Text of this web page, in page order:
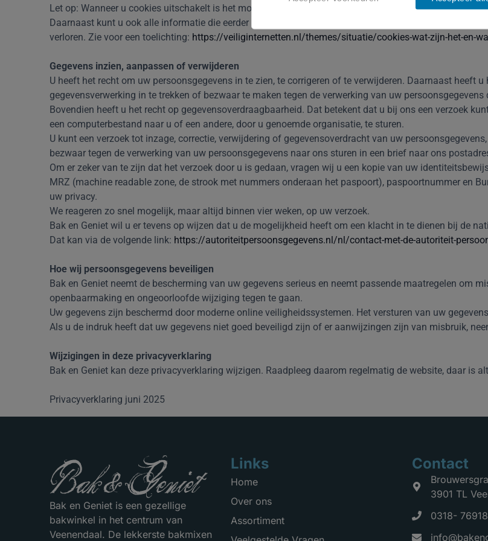
Let op: Wanneer u cookies uitschakelt is het mogelijk dat bepaalde content en functies niet
Daarnaast kunt u ook alle informatie die eerder is opgeslagen via de instellingen van uw browser
verloren. Zie voor een toelichting: https://veiliginternetten.nl/themes/situatie/cookies-wat-zijn-het-en-
Gegevens inzien, aanpassen of verwijderen
U heeft het recht om uw persoonsgegevens in te zien, te corrigeren of te verwijderen. Daarnaast heeft
gegevensverwerking in te trekken of bezwaar te maken tegen de verwerking van uw persoonsgegevens
Bovendien heeft u het recht op gegevensoverdraagbaarheid. Dat betekent dat u bij ons een verzoek
een computerbestand naar u of een andere, door u genoemde organisatie, te sturen.
U kunt een verzoek tot inzage, correctie, verwijdering of gegevensoverdracht van uw
bezwaar tegen de verwerking van uw persoonsgegevens naar ons sturen in een brief naar ons
Om er zeker van te zijn dat het verzoek door u is gedaan, vragen wij u een kopie van uw
MRZ (machine readable zone, de strook met nummers onderaan het paspoort), paspoortnummer en
uw privacy.
We reageren zo snel mogelijk, maar altijd binnen vier weken, op uw verzoek.
Bak en Geniet wil u er tevens op wijzen dat u de mogelijkheid heeft om een klacht in te dienen bij de
Dat kan via de volgende link: https://autoriteitpersoonsgegevens.nl/nl/contact-met-de-autoriteit-
Hoe wij persoonsgegevens beveiligen
Bak en Geniet neemt de bescherming van uw gegevens serieus en neemt passende maatregelen om
openbaarmaking en ongeoorloofde wijziging tegen te gaan.
Uw gegevens zijn beschermd door moderne online veiligheidssystemen. Het versturen van uw
Als u de indruk heeft dat uw gegevens niet goed beveiligd zijn of er aanwijzingen zijn van misbruik,
Wijzigingen in deze privacyverklaring
Bak en Geniet kan deze privacyverklaring wijzigen. Raadpleeg daarom regelmatig de website, daar is
Privacyverklaring juni 2025
Bak en Geniet is een gezellige
bakwinkel in het centrum van
Veenendaal. De lekkerste bakmixen
Links
Home
Over ons
Assortiment
Contact
3901 TL
0318-